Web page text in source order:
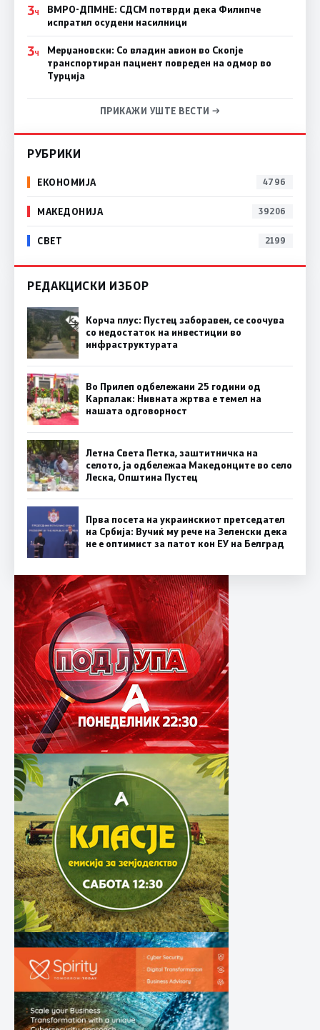
3Ч
ВМРО-ДПМНЕ: СДСM потврди дека Филипче
испратил осудени насилници
3Ч
Мерџановски: Со владин авион во Скопје
транспортиран пациент повреден на одмор во
Турција
ПРИКАЖИ УШТЕ ВЕСТИ →
РУБРИКИ
ЕКОНОМИЈА 4796
МАКЕДОНИЈА 39206
СВЕТ 2199
РЕДАКЦИСКИ ИЗБОР
Корча плус: Пустец заборавен, се соочува
со недостаток на инвестиции во
инфраструктурата
Во Прилеп одбележани 25 години од
Карпалак: Нивната жртва е темел на
нашата одговорност
Летна Света Петка, заштитничка на
селото, ја одбележаа Македонците во село
Леска, Општина Пустец
Прва посета на украинскиот претседател
на Србија: Вучиќ му рече на Зеленски дека
не е оптимист за патот кон ЕУ на Белград